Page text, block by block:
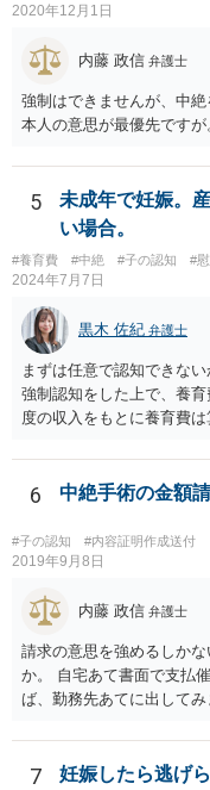
2020年12月1日
内藤 政信 弁護士
強制はできませんが、中
本人の意思が最優先ですが
5
未成年で妊娠。
い場合。
#養育費 #中絶 #子の認知 #
2024年7月7日
黒木 佐紀 弁護士
まずは任意で認知できな
強制認知をした上で、養
度の収入をもとに養育費
育費の増額調停を起こす
手方が妊娠について話し
料請求などもできる可能
関わりが不可欠となると思
事務所へ早めのご相談を
6 中絶手術の金額
#子の認知 #内容証明作成送付
2019年9月8日
内藤 政信 弁護士
請求の意思を強めるしか
か。 自宅あて書面で支払
ば、勤務先あてに出してみ
7 妊娠したら逃げ